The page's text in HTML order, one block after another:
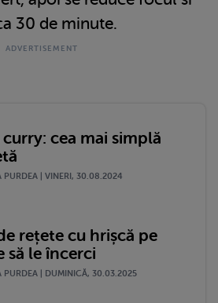
30 de minute.
curry: cea mai simplă
PURDEA | VINERI, 30.08.2024
rețete cu hrișcă pe
să le încerci
PURDEA | DUMINICĂ, 30.03.2025